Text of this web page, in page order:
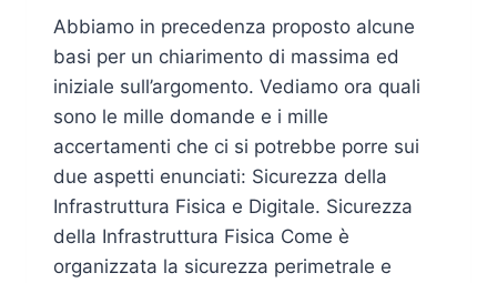
Abbiamo in precedenza proposto alcune
basi per un chiarimento di massima ed
iniziale sull’argomento. Vediamo ora quali
sono le mille domande e i mille
accertamenti che ci si potrebbe porre sui
due aspetti enunciati: Sicurezza della
Infrastruttura Fisica e Digitale. Sicurezza
della Infrastruttura Fisica Come è
organizzata la sicurezza perimetrale e